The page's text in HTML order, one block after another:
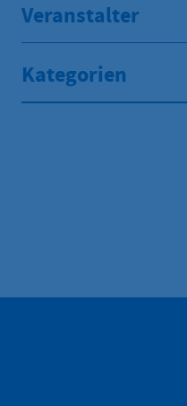
Veranstalter
Kategorien